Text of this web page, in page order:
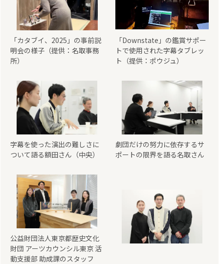
「カタブイ、2025」の事前説
明会の様子（提供：名取事務
所）
「Downstate」の鑑賞サポー
トで使用された字幕タブレッ
ト（提供：ポウジュ）
字幕を使った演出の難しさに
ついて語る額田さん（中央）
劇団だけの努力に依存するサ
ポートの限界を語る名取さん
公益財団法人東京都歴史文化
財団 アーツカウンシル東京 活
動支援部 助成課のスタッフ